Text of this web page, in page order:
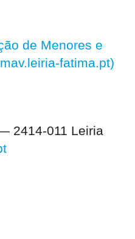
de Menores e
fatima.pt)
2414-011 Leiria